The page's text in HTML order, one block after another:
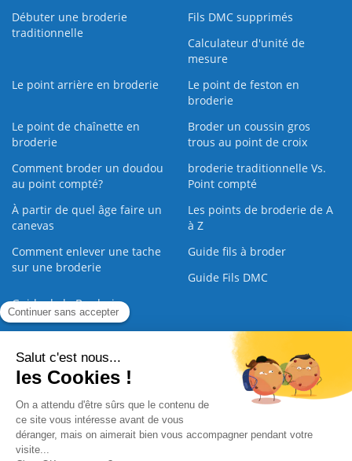
Débuter une broderie
traditionnelle
Fils DMC supprimés
Calculateur d'unité de
mesure
Le point arrière en broderie
Le point de feston en
broderie
Le point de chaînette en
broderie
Broder un coussin gros
trous au point de croix
Comment broder un doudou
au point compté?
broderie traditionnelle Vs.
Point compté
À partir de quel âge faire un
canevas
Les points de broderie de A
à Z
Comment enlever une tache
sur une broderie
Guide fils à broder
Guide Fils DMC
Guide de la Broderie
Nous contacter |
Paiement sécurisé